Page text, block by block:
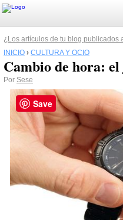
¿Los artículos de tu blog publicados
INICIO › CULTURA Y OCIO
Cambio de hora:
Por Sese
Save